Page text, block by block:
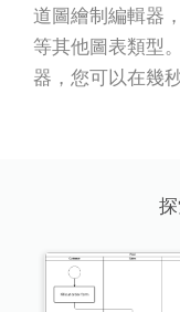
道圖繪制編輯器
等其他圖表類型
器，您可以在幾